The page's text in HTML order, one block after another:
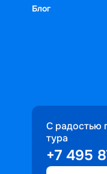
Блог
С радостью
тура
+7 495